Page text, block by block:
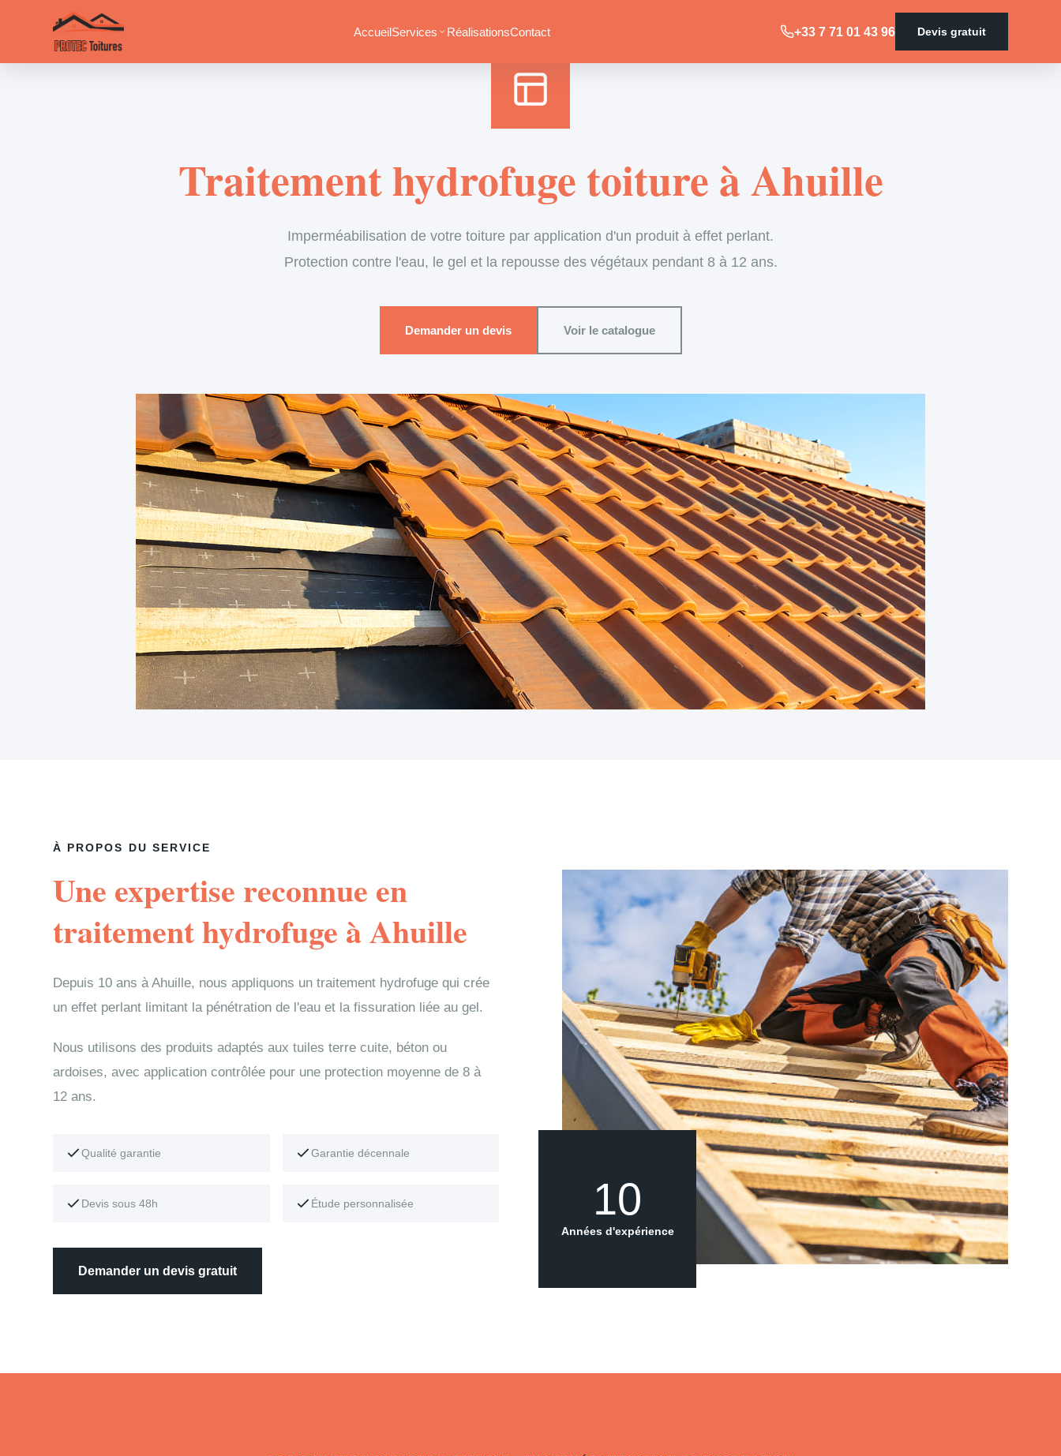
AccueilServices RéalisationsContact +33 7 71 01 43 96 Devis gratuit
Traitement hydrofuge toiture à Ahuille
Imperméabilisation de votre toiture par application d'un produit à effet perlant.
Protection contre l'eau, le gel et la repousse des végétaux pendant 8 à 12 ans.
Demander un devis Voir le catalogue
À PROPOS DU SERVICE
Une expertise reconnue en
traitement hydrofuge à Ahuille
Depuis 10 ans à Ahuille, nous appliquons un traitement hydrofuge qui crée
un effet perlant limitant la pénétration de l'eau et la fissuration liée au gel.
Nous utilisons des produits adaptés aux tuiles terre cuite, béton ou
ardoises, avec application contrôlée pour une protection moyenne de 8 à
12 ans.
Qualité garantie Garantie décennale
Devis sous 48h Étude personnalisée
Demander un devis gratuit
10
Années d'expérience